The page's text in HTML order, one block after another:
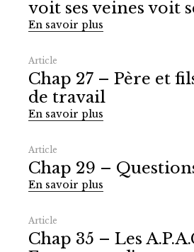
voit ses veines voit
En savoir plus
Article
Chap 27 – Père et
de travail
En savoir plus
Article
Chap 29 –
En savoir plus
Article
Chap 35 – Les